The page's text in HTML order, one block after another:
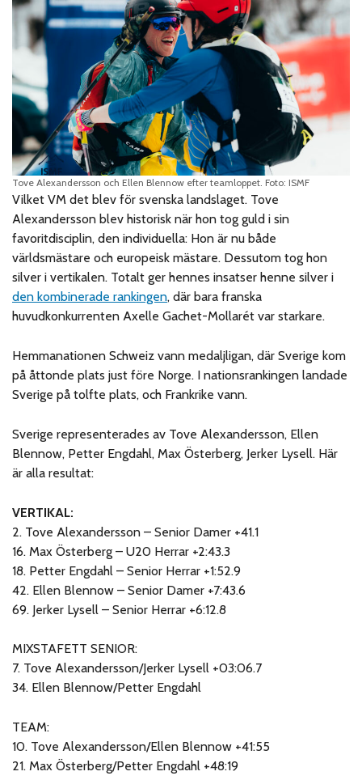
Tove Alexandersson och Ellen Blennow efter teamloppet. Foto: ISMF
Vilket VM det blev för svenska landslaget. Tove
Alexandersson blev historisk när hon tog guld i sin
favoritdisciplin, den individuella: Hon är nu både
världsmästare och europeisk mästare. Dessutom tog hon
silver i vertikalen. Totalt ger hennes insatser henne silver i
den kombinerade rankingen, där bara franska
huvudkonkurrenten Axelle Gachet-Mollarét var starkare.
Hemmanationen Schweiz vann medaljligan, där Sverige kom
på åttonde plats just före Norge. I nationsrankingen landade
Sverige på tolfte plats, och Frankrike vann.
Sverige representerades av Tove Alexandersson, Ellen
Blennow, Petter Engdahl, Max Österberg, Jerker Lysell. Här
är alla resultat:
VERTIKAL:
2. Tove Alexandersson – Senior Damer +41.1
16. Max Österberg – U20 Herrar +2:43.3
18. Petter Engdahl – Senior Herrar +1:52.9
42. Ellen Blennow – Senior Damer +7:43.6
69. Jerker Lysell – Senior Herrar +6:12.8
MIXSTAFETT SENIOR:
7. Tove Alexandersson/Jerker Lysell +03:06.7
34. Ellen Blennow/Petter Engdahl
TEAM:
10. Tove Alexandersson/Ellen Blennow +41:55
21. Max Österberg/Petter Engdahl +48:19